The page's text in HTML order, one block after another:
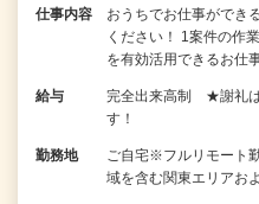
仕事内容
おうちでお仕事ができ
ください！ 1案件の作
を有効活用できるお
給与
完全出来高制 ★謝礼は
す！
勤務地
ご自宅※フルリモート
域を含む関東エリアお